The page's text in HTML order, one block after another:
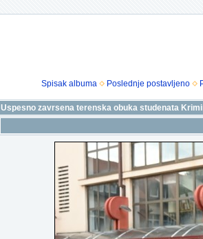
Spisak albuma Poslednje postavljeno
Uspesno zavrsena terenska obuka studenata